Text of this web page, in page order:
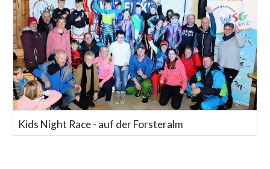
Kids Night Race - auf der Forsteralm